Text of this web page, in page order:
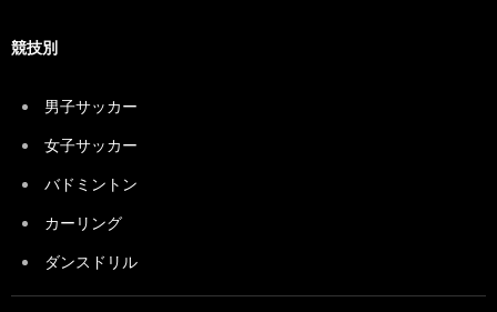
競技別
男子サッカー
女子サッカー
バドミントン
カーリング
ダンスドリル